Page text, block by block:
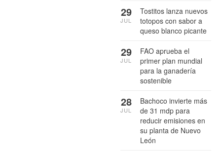
Tostitos lanza nuevos
totopos con sabor a
queso blanco picante
29
JUL
FAO aprueba el
primer plan mundial
para la ganadería
sostenible
29
JUL
Bachoco invierte más
de 31 mdp para
reducir emisiones en
su planta de Nuevo
León
28
JUL